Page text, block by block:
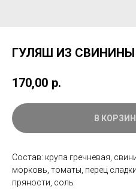
ГУЛЯШ ИЗ СВИНИНЫ
170,00 р.
В
Состав: крупа гречневая,
морковь, томаты, перец
пряности, соль